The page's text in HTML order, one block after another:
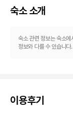
숙소 소개
숙소 관련 정보는 숙소
정보와 다를 수 있습니다.
이용후기